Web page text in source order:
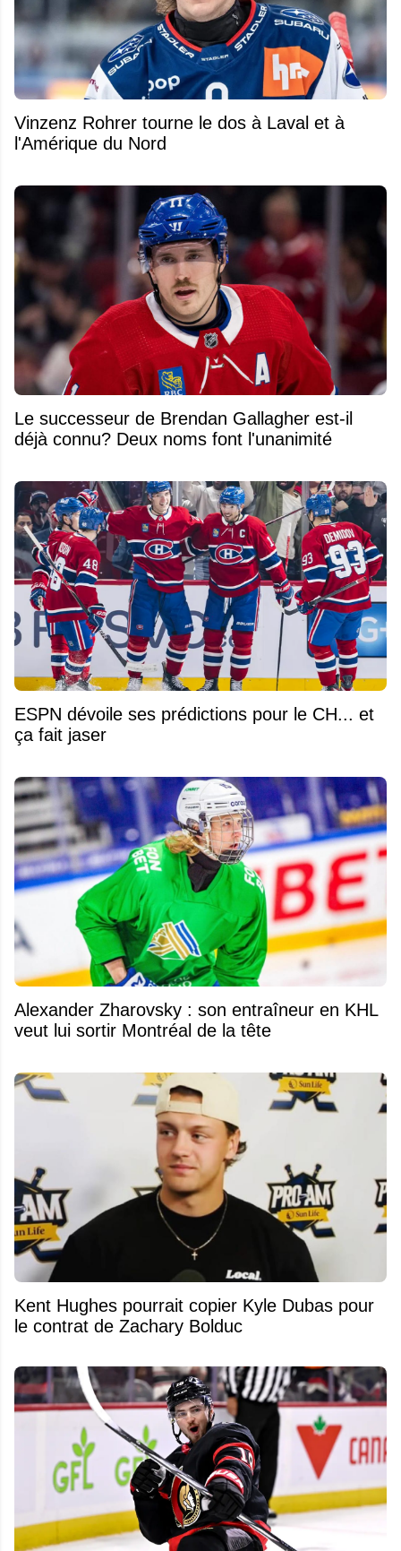
Vinzenz Rohrer tourne le dos à Laval et à
l'Amérique du Nord
Le successeur de Brendan Gallagher est-il
déjà connu? Deux noms font l'unanimité
ESPN dévoile ses prédictions pour le CH... et
ça fait jaser
Alexander Zharovsky : son entraîneur en KHL
veut lui sortir Montréal de la tête
Kent Hughes pourrait copier Kyle Dubas pour
le contrat de Zachary Bolduc